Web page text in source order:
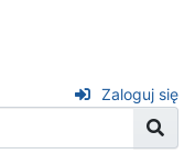
Zaloguj się